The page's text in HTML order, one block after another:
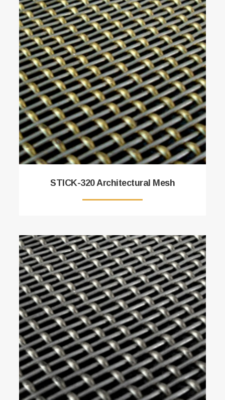
STICK-320 Architectural Mesh